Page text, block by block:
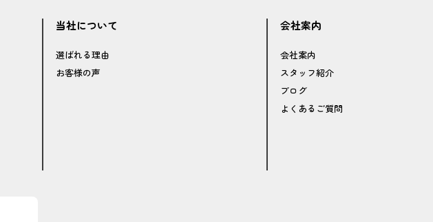
当社について
選ばれる理由
お客様の声
会社案内
会社案内
スタッフ紹介
ブログ
よくあるご質問